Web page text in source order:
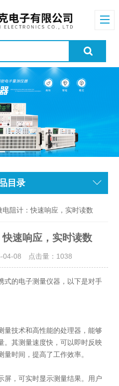
目录
电阻计：快速响应，实时读数
速响应，实时读数
04-08 点击量： 1038
的电子测量仪器，以下是对手
技术和高性能的处理器，能够
。其测量速度快，可以即时反映
时间，提高了工作效率。
，可实时显示测量结果。用户